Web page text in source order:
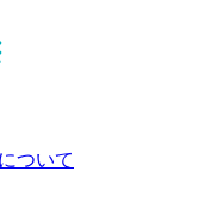
ついて